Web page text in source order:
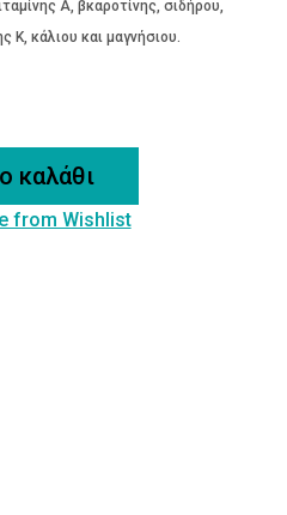
Α, βκαροτίνης, σιδήρου,
Κ, κάλιου και μαγνήσιου.
καλάθι
from Wishlist